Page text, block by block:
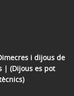
i dijous de
| (Dijous es pot